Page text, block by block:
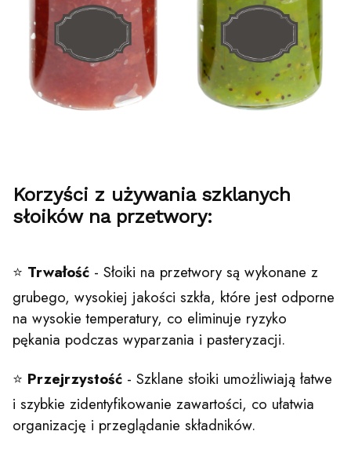
Korzyści z używania szklanych
słoików na przetwory:
⭐ Trwałość - Słoiki na przetwory są wykonane z
grubego, wysokiej jakości szkła, które jest odporne
na wysokie temperatury, co eliminuje ryzyko
pękania podczas wyparzania i pasteryzacji.
⭐ Przejrzystość - Szklane słoiki umożliwiają łatwe
i szybkie zidentyfikowanie zawartości, co ułatwia
organizację i przeglądanie składników.